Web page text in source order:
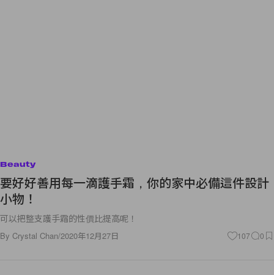
Beauty
要好好善用每一滴護手霜，你的家中必備這件設計
小物！
可以把整支護手霜的性價比提高呢！
By Crystal Chan/2020年12月27日 107 0